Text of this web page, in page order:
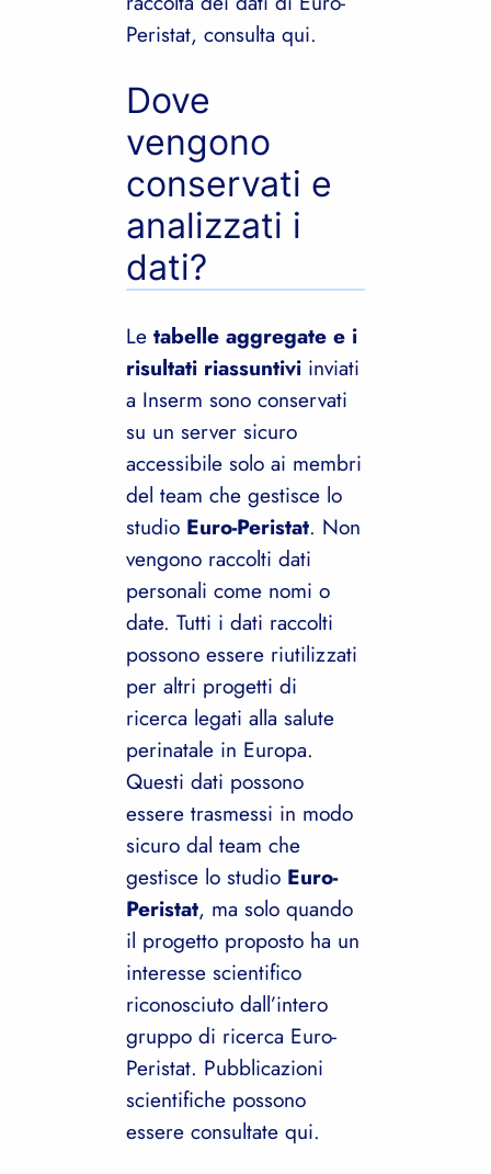
Peristat, consulta qui.
Dove
vengono
conservati e
analizzati i
dati?
Letabelle aggregate e i
risultati riassuntivi inviati
a Inserm sono conservati
su un server sicuro
accessibile solo ai membri
del team che gestisce lo
studio Euro-Peristat. Non
vengono raccolti dati
personali come nomi o
date. Tutti i dati raccolti
possono essere riutilizzati
per altri progetti di
ricerca legati alla salute
perinatale in Europa.
Questi dati possono
essere trasmessi in modo
sicuro dal team che
gestisce lo studio Euro-
Peristat, ma solo quando
il progetto proposto ha un
interesse scientifico
riconosciuto dall’intero
gruppo di ricerca Euro-
Peristat. Pubblicazioni
scientifiche possono
essere consultate qui.